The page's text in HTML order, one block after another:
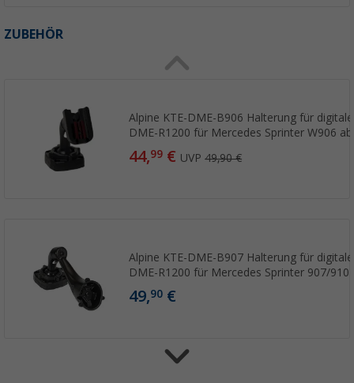
ZUBEHÖR
Alpine KTE-DME-B906 Halterung für
DME-R1200 für Mercedes Sprinter W906
44,99 € UVP49,90 €
Alpine KTE-DME-B907 Halterung für
DME-R1200 für Mercedes Sprinter 907/910
49,90 €